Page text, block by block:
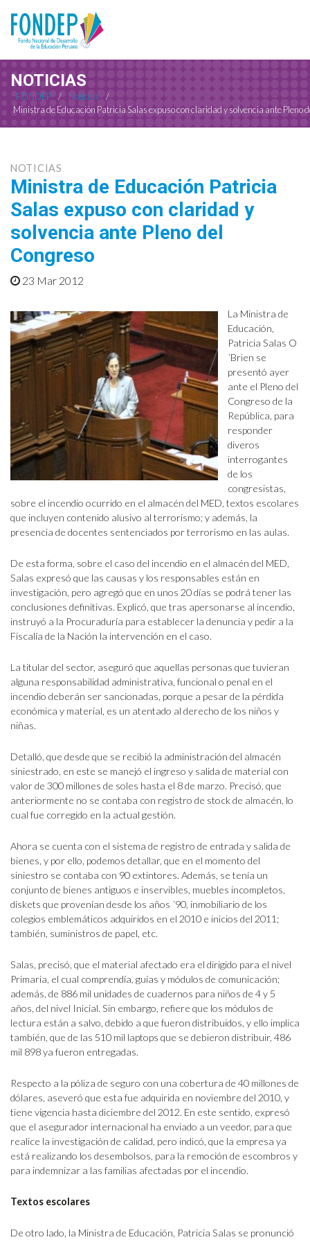
NOTICIAS
FONDEP / Noticias
/
Ministra de Educación Patricia Salas expuso con claridad y solvencia ante Pleno
NOTICIAS
Ministra de Educación Patricia
Salas expuso con claridad y
solvencia ante Pleno del
Congreso
23 Mar 2012
La Ministra de
Educación,
Patricia Salas O
´Brien se
presentó ayer
ante el Pleno del
Congreso de la
República, para
responder
diveros
interrogantes
de los
congresistas,
sobre el incendio ocurrido en el almacén del MED, textos escolares
que incluyen contenido alusivo al terrorismo; y además, la
presencia de docentes sentenciados por terrorismo en las aulas.
De esta forma, sobre el caso del incendio en el almacén del MED,
Salas expresó que las causas y los responsables están en
investigación, pero agregó que en unos 20 días se podrá tener las
conclusiones definitivas. Explicó, que tras apersonarse al incendio,
instruyó a la Procuraduría para establecer la denuncia y pedir a la
Fiscalía de la Nación la intervención en el caso.
La titular del sector, aseguró que aquellas personas que tuvieran
alguna responsabilidad administrativa, funcional o penal en el
incendio deberán ser sancionadas, porque a pesar de la pérdida
económica y material, es un atentado al derecho de los niños y
niñas.
Detalló, que desde que se recibió la administración del almacén
siniestrado, en este se manejó el ingreso y salida de material con
valor de 300 millones de soles hasta el 8 de marzo. Precisó, que
anteriormente no se contaba con registro de stock de almacén, lo
cual fue corregido en la actual gestión.
Ahora se cuenta con el sistema de registro de entrada y salida de
bienes, y por ello, podemos detallar, que en el momento del
siniestro se contaba con 90 extintores. Además, se tenía un
conjunto de bienes antiguos e inservibles, muebles incompletos,
diskets que provenían desde los años ´90, inmobiliario de los
colegios emblemáticos adquiridos en el 2010 e inicios del 2011;
también, suministros de papel, etc.
Salas, precisó, que el material afectado era el dirigido para el nivel
Primaria, el cual comprendía, guías y módulos de comunicación;
además, de 886 mil unidades de cuadernos para niños de 4 y 5
años, del nivel Inicial. Sin embargo, refiere que los módulos de
lectura están a salvo, debido a que fueron distribuidos, y ello implica
también, que de las 510 mil laptops que se debieron distribuir, 486
mil 898 ya fueron entregadas.
Respecto a la póliza de seguro con una cobertura de 40 millones de
dólares, aseveró que esta fue adquirida en noviembre del 2010, y
tiene vigencia hasta diciembre del 2012. En este sentido, expresó
que el asegurador internacional ha enviado a un veedor, para que
realice la investigación de calidad, pero indicó, que la empresa ya
está realizando los desembolsos, para la remoción de escombros y
para indemnizar a las familias afectadas por el incendio.
Textos escolares
De otro lado, la Ministra de Educación, Patricia Salas se pronunció